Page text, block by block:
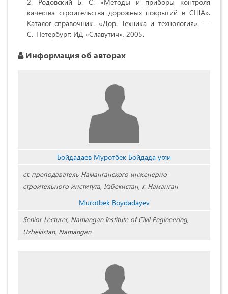
Родовский Б. С. «Методы и приборы контроля
качества строительства дорожных покрытий в США».
Каталог-справочник. «Дор. Техника и технология». —
С.-Петербург: ИД «Славутич», 2005.
Информация об авторах
Бойдадаев Муротбек Бойдада угли
ст. преподаватель Наманганского инженерно-
строительного института, Узбекистан, г. Наманган
Murotbek Boydadayev
Senior Lecturer, Namangan Institute of Civil Engineering,
Uzbekistan, Namangan